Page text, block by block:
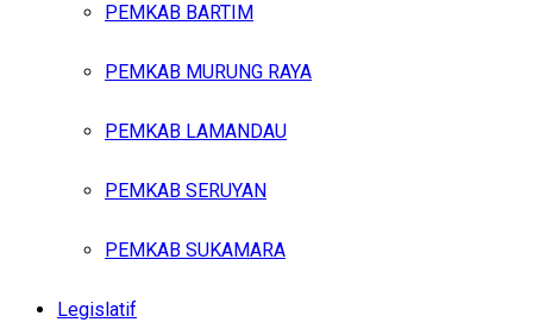
PEMKAB BARTIM
PEMKAB MURUNG RAYA
PEMKAB LAMANDAU
PEMKAB SERUYAN
PEMKAB SUKAMARA
Legislatif